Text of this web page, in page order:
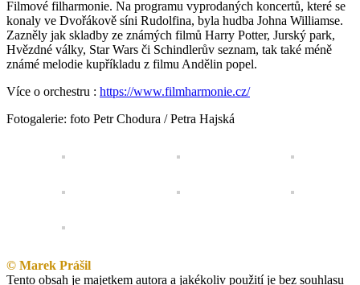
Filmové filharmonie. Na programu vyprodaných koncertů, které se
konaly ve Dvořákově síni Rudolfina, byla hudba Johna Williamse.
Zazněly jak skladby ze známých filmů Harry Potter, Jurský park,
Hvězdné války, Star Wars či Schindlerův seznam, tak také méně
známé melodie kupříkladu z filmu Andělin popel.
Více o orchestru : https://www.filmharmonie.cz/
Fotogalerie: foto Petr Chodura / Petra Hajská
© Marek Prášil
Tento obsah je majetkem autora a jakékoliv použití je bez souhlasu